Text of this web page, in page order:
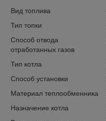
Вид топлива
Тип топки
Способ отвода
отработанных газов
Тип котла
Способ установки
Материал теплообменника
Назначение котла